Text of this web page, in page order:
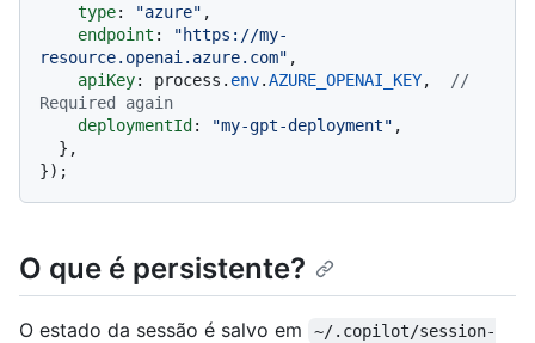
type: "azure" ,
endpoint :
"https://my-
resource.openai.azure.com" ,
apiKey: process. env.AZURE_OPENAI_KEY,
//
Required again
deploymentId : "my-gpt-deployment" ,
O que é persistente?
O estado da sessão é salvo em
~/.copilot/session-